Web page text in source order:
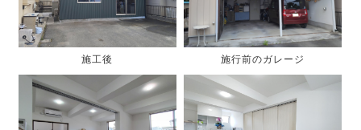
施工後 施行前のガレージ